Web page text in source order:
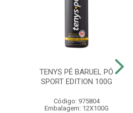
TENYS PÉ BARUEL PÓ
SPORT EDITION 100G
Código: 975804
Embalagem: 12X100G